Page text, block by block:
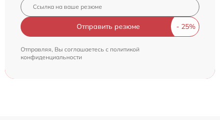
Отправить резюме
Отправляя, Вы соглашаетесь с политикой
конфиденциальности